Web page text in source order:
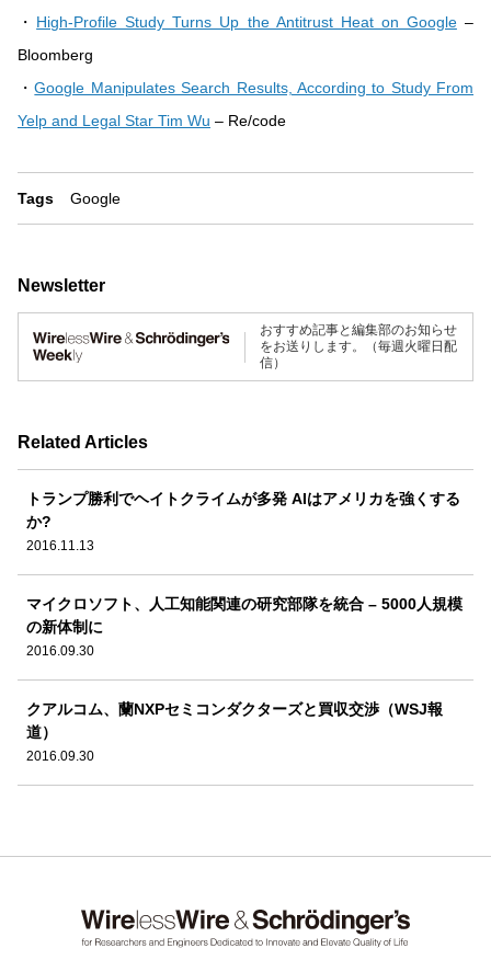
・ High-Profile Study Turns Up the Antitrust Heat on Google–
Bloomberg
・Google Manipulates Search Results, According to Study From
Yelp and Legal Star Tim Wu – Re/code
Tags Google
Newsletter
おすすめ記事と編集部のお知らせ
をお送りします。（毎週火曜日配
信）
Related Articles
トランプ勝利でヘイトクライムが多発 AIはアメリカを強くする
か?
2016.11.13
マイクロソフト、人工知能関連の研究部隊を統合 – 5000人規模
の新体制に
2016.09.30
クアルコム、蘭NXPセミコンダクターズと買収交渉（WSJ報
道）
2016.09.30